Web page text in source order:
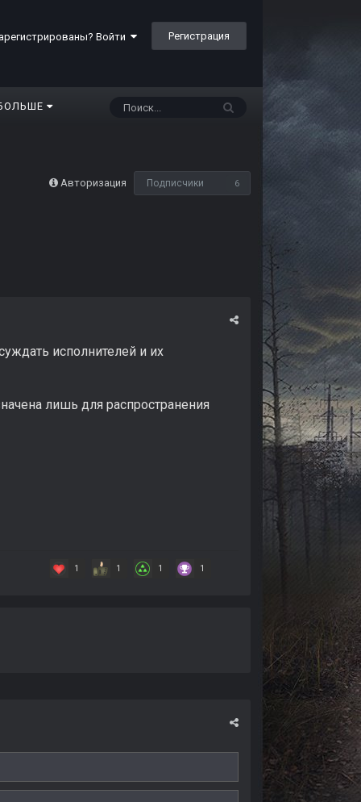
Войти Регистрация
Авторизация Подписчики 6
исполнителей и их
лишь для распространения
1 1 1 1